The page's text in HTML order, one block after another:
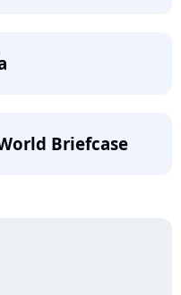
Briefcase